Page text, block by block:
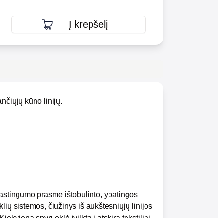
Į krepšelį
kūno linijų.
prasme ištobulinto, ypatingos
sistemos, čiužinys iš aukštesniųjų linijos